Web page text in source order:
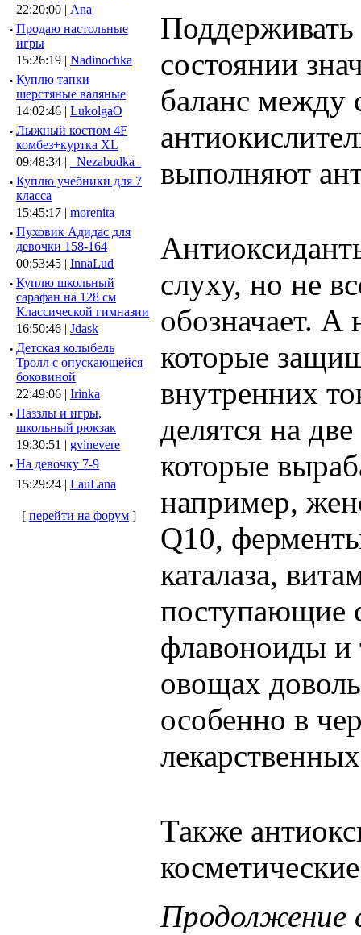
22:20:00 | Ana
· Продаю настольные
игры
15:26:19 | Nadinochka
· Куплю тапки
шерстяные валяные
14:02:46 | LukolgaO
· Лыжный костюм 4F
комбез+куртка XL
09:48:34 |
_Nezabudka_
· Куплю учебники для 7
класса
15:45:17 | morenita
· Пуховик Адидас для
девочки 158-164
00:53:45 | InnaLud
· Куплю школьный
сарафан на 128 см
Классической гимназии
16:50:46 | Jdask
· Детская колыбель
Тролл с опускающейся
боковиной
22:49:06 | Irinka
· Паззлы и игры,
школьный рюкзак
19:30:51 | gvinevere
· Hа девочку 7-9
15:29:24 | LauLana
[ перейти на форум ]
состоянии
баланс между
выполняют
слуху, но не
обозначает. А
которые
внутренних
делятся на
которые
например,
Q10,
каталаза,
поступающие
флавоноиды и
овощах
особенно в
Также
Продолжение